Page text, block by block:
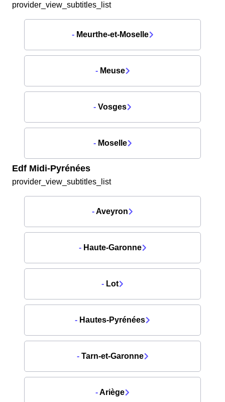
provider_view_subtitles_list
-Meurthe-et-Moselle
-Meuse
- Vosges
-Moselle
Edf Midi-Pyrénées
provider_view_subtitles_list
-Aveyron
-Haute-Garonne
- Lot
- Hautes-Pyrénées
-Tarn-et-Garonne
-Ariège